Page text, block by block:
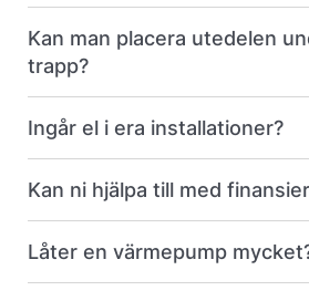
Kan man placera utedelen
trapp?
Ingår el i era installationer?
Kan ni hjälpa till med
Låter en värmepump